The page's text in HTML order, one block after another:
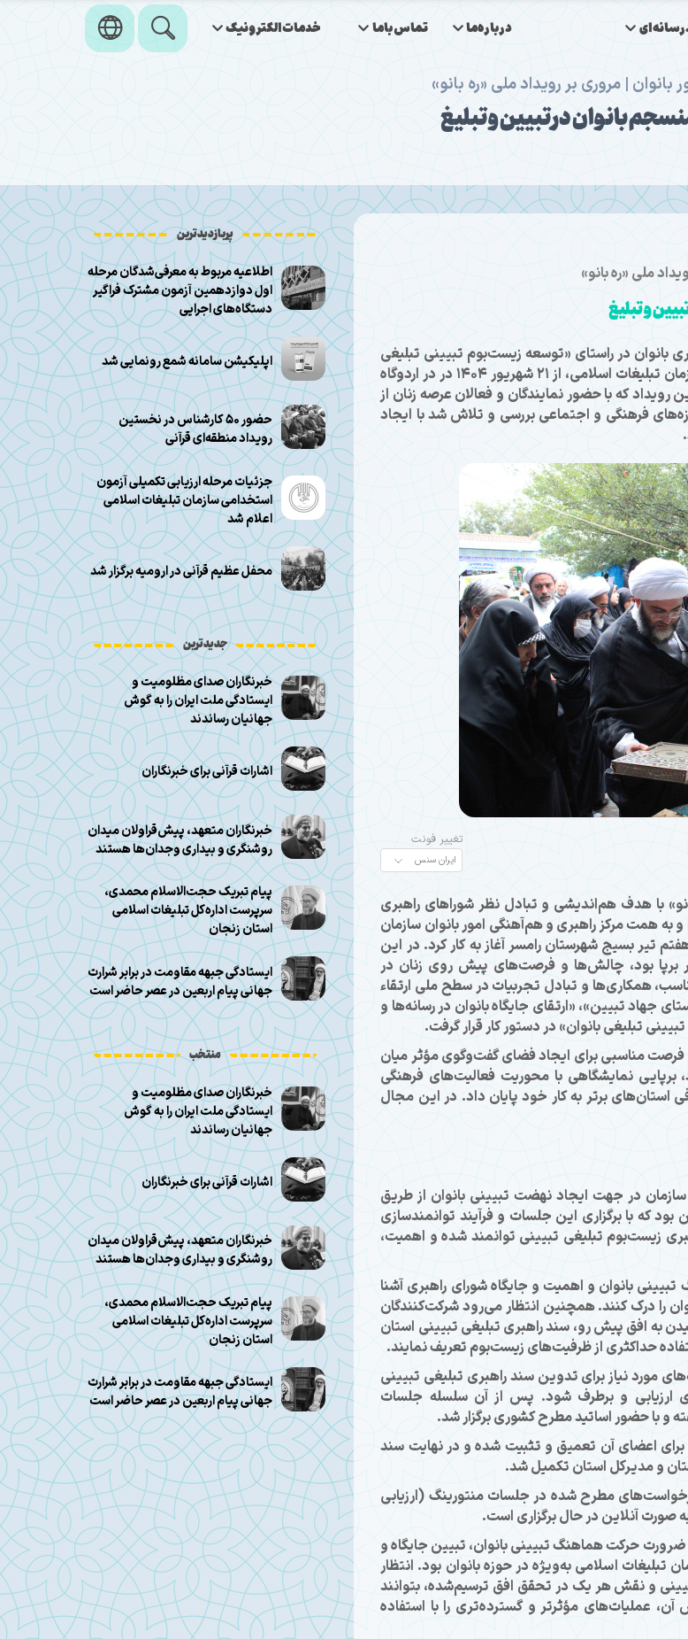
درباره‌ما تماس‌باما خدمات‌الکترونیک
بانوان | مروری بر رویداد ملی «ره بانو»
بانوان در تبیین و تبلیغ
ملی «ره بانو»
و تبلیغ
بانوان در راستای «توسعه زیست‌بوم تبیینی تبلیغی
بانوان استان‌ها» و به همت مرکز راهبری و هم‌آهنگی امور بانوان سازمان تبلیغات اسلامی، از ۲۱ شهریور ۱۴۰۴ در در اردوگاه
که با حضور نمایندگان و فعالان عرصه زنان از
فرهنگی و اجتماعی بررسی و تلاش شد با ایجاد
تغییر فونت
با هدف هم‌اندیشی و تبادل نظر شوراهای راهبری
به همت مرکز راهبری و هم‌آهنگی امور بانوان سازمان
کشوری شهدای هفتم تیر بسیج شهرستان رامسر آغاز به کار کرد. در این
برپا بود، چالش‌ها و فرصت‌های پیش روی زنان در
همکاری‌ها و تبادل تجربیات در سطح ملی ارتقاء
جهاد تبیین»، «ارتقای جایگاه بانوان در رسانه‌ها و
تبلیغی بانوان» در دستور کار قرار گرفت.
فرصت مناسبی برای ایجاد فضای گفت‌وگوی مؤثر میان
نمایشگاهی با محوریت فعالیت‌های فرهنگی
بود. این رویداد 23 شهریور با معرفی استان‌های برتر به کار خود پایان داد. در این مجال
سازمان در جهت ایجاد نهضت تبیینی بانوان از طریق
كه با برگزاری این جلسات و فرآیند توانمندسازی
زیست‌بوم تبلیغی تبیینی توانمند شده و اهمیت،
بانوان و اهمیت و جایگاه شورای راهبری آشنا
را درک کنند. همچنین انتظار می‌رود شرکت‌کنندگان
به افق پیش­ رو، سند راهبری تبلیغی تبیینی استان
حداکثری از ظرفیت‌های زیست‌بوم تعریف نمایند.
مورد نیاز برای تدوین سند راهبری تبلیغی تبیینی
ارزیابی و برطرف شود. پس از آن سلسله جلسات
و با حضور اساتید مطرح کشوری برگزار شد.
برای اعضای آن تعمیق و تثبیت شده و در نهایت سند
و مدیرکل استان تکمیل شد.
مطرح شده در جلسات منتورینگ (ارزیابی
صورت آنلاین در حال برگزاری است.
حرکت هماهنگ تبیینی بانوان، تبیین جایگاه و
تبلیغات اسلامی به‌ویژه در حوزه بانوان بود. انتظار
و نقش هر یک در تحقق افق ترسیم‌شده، بتوانند
عملیات‌های مؤثرتر و گسترده‌تری را با استفاده
پربازدیدترین
اطلاعیه مربوط به معرفی‌شدگان مرحله
اول دوازدهمین آزمون مشترک فراگیر
دستگاه‌های اجرایی
اپلیکیشن سامانه شمع رونمایی شد
حضور ۵۰ کارشناس در نخستین
رویداد منطقه‌ای قرآنی
جزئیات مرحله ارزیابی تکمیلی آزمون
استخدامی سازمان تبلیغات اسلامی
اعلام شد
محفل عظیم قرآنی در ارومیه برگزار شد
جدیدترین
خبرنگاران صدای مظلومیت و
ایستادگی ملت ایران را به گوش
جهانیان رساندند
اشارات قرآنی برای خبرنگاران
خبرنگاران متعهد، پیش‌قراولان میدان
روشنگری و بیداری وجدان‌ها هستند
پیام تبریک حجت‌الاسلام محمدی،
سرپرست اداره‌کل تبلیغات اسلامی
استان زنجان
ایستادگی جبهه مقاومت در برابر شرارت
جهانی پیام اربعین در عصر حاضر است
منتخب
خبرنگاران صدای مظلومیت و
ایستادگی ملت ایران را به گوش
جهانیان رساندند
اشارات قرآنی برای خبرنگاران
خبرنگاران متعهد، پیش‌قراولان میدان
روشنگری و بیداری وجدان‌ها هستند
پیام تبریک حجت‌الاسلام محمدی،
سرپرست اداره‌کل تبلیغات اسلامی
استان زنجان
ایستادگی جبهه مقاومت در برابر شرارت
جهانی پیام اربعین در عصر حاضر است